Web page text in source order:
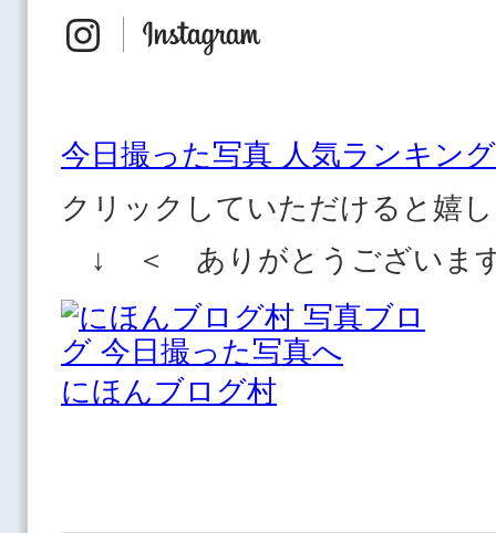
今日撮った写真 人気ランキング
クリックしていただけると嬉
↓ ＜ ありがとうございま
にほんブログ村